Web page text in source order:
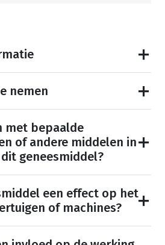
nemen
met bepaalde
of andere middelen in
geneesmiddel?
een effect op het
of machines?